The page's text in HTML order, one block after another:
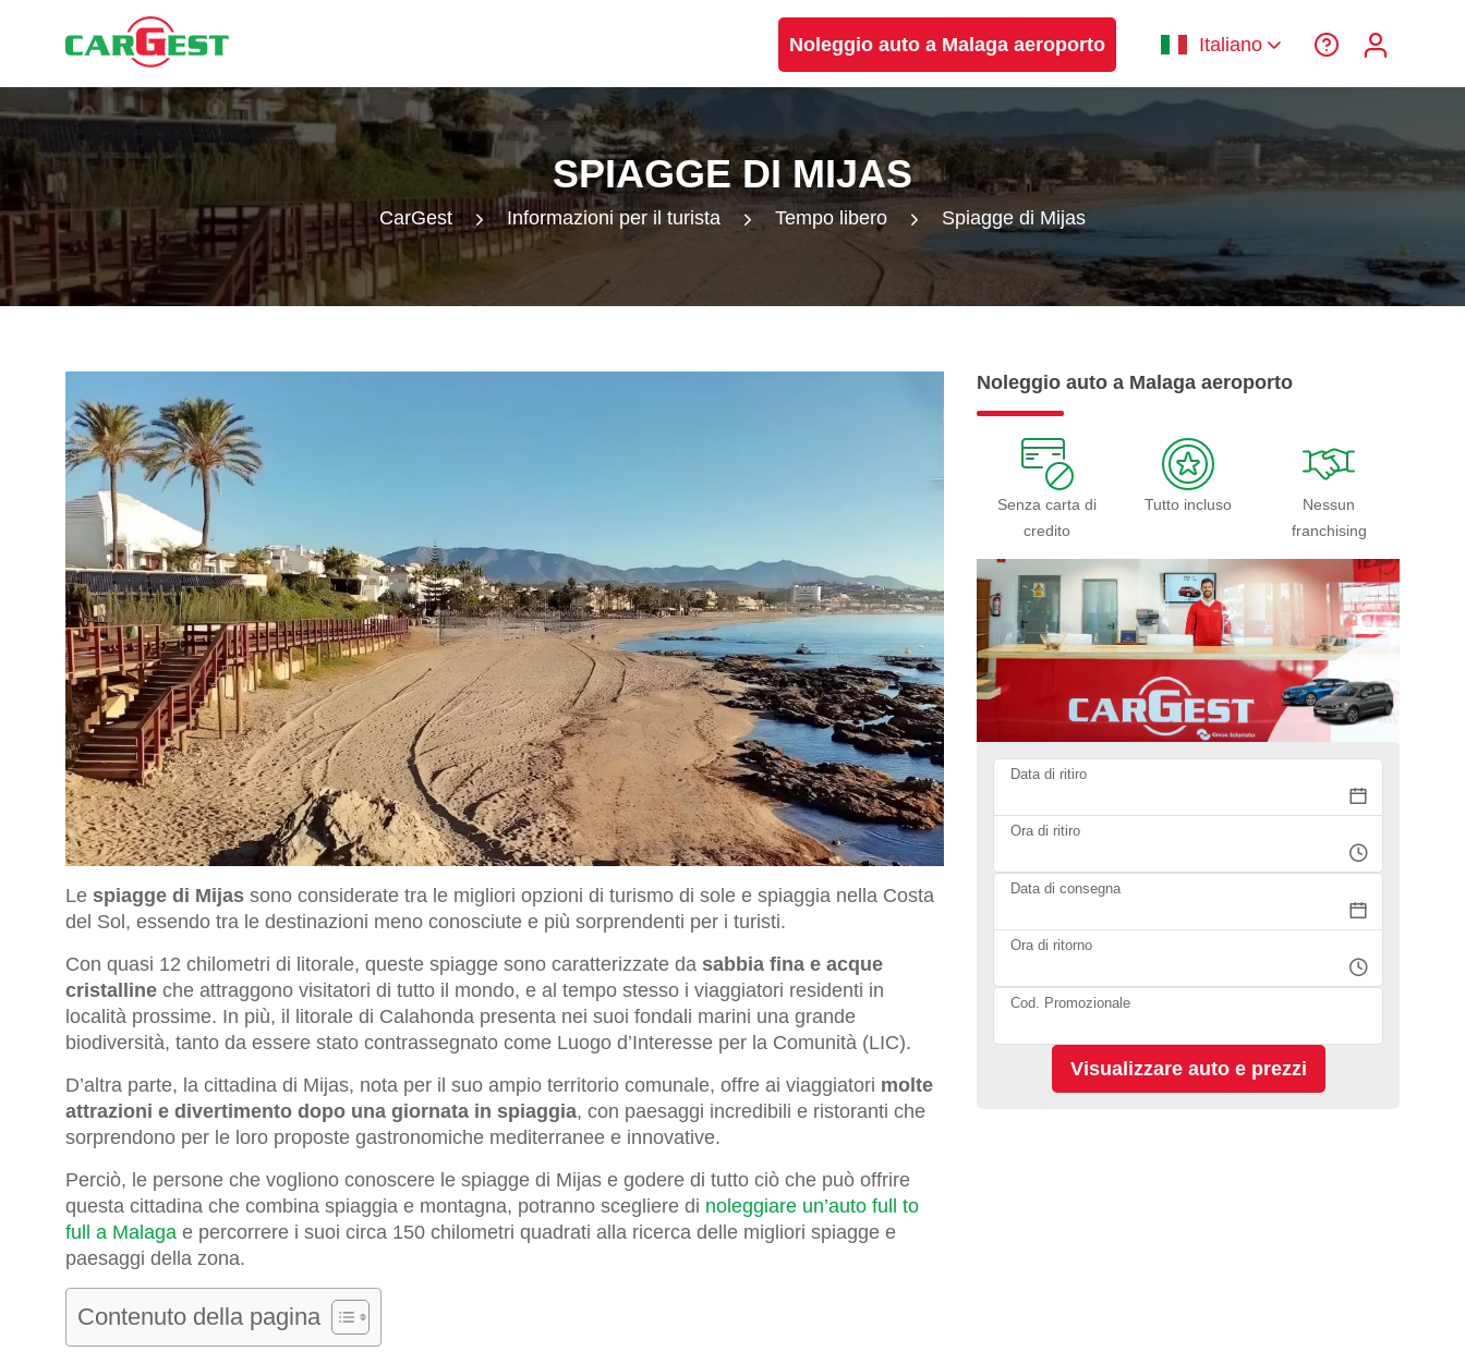
Noleggio auto a Malaga aeroporto Italiano
SPIAGGE DI MIJAS
CarGest Informazioni per il turista Tempo libero Spiagge di Mijas
Le spiagge di Mijas sono considerate tra le migliori opzioni di turismo di sole e spiaggia nella Costa
del Sol, essendo tra le destinazioni meno conosciute e più sorprendenti per i turisti.
Con quasi 12 chilometri di litorale, queste spiagge sono caratterizzate da sabbia fina e acque
cristalline che attraggono visitatori di tutto il mondo, e al tempo stesso i viaggiatori residenti in
località prossime. In più, il litorale di Calahonda presenta nei suoi fondali marini una grande
biodiversità, tanto da essere stato contrassegnato come Luogo d’Interesse per la Comunità (LIC).
D’altra parte, la cittadina di Mijas, nota per il suo ampio territorio comunale, offre ai viaggiatori molte
attrazioni e divertimento dopo una giornata in spiaggia, con paesaggi incredibili e ristoranti che
sorprendono per le loro proposte gastronomiche mediterranee e innovative.
Perciò, le persone che vogliono conoscere le spiagge di Mijas e godere di tutto ciò che può offrire
questa cittadina che combina spiaggia e montagna, potranno scegliere di noleggiare un’auto full to
full a Malaga e percorrere i suoi circa 150 chilometri quadrati alla ricerca delle migliori spiagge e
paesaggi della zona.
Contenuto della pagina
Noleggio auto a Malaga aeroporto
Senza carta di
credito
Tutto incluso
Nessun
franchising
Data di ritiro
Ora di ritiro
Data di consegna
Ora di ritorno
Cod. Promozionale